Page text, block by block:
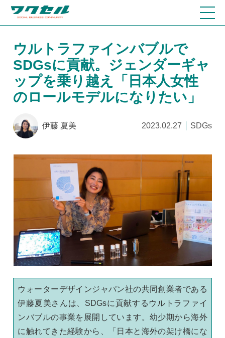
ウルトラファインバブルで
SDGsに貢献。ジェンダーギャ
ップを乗り越え「日本人女性
のロールモデルになりたい」
伊藤 夏美 2023.02.27 SDGs
ウォーターデザインジャパン社の共同創業者である
伊藤夏美さんは、SDGsに貢献するウルトラファイ
ンバブルの事業を展開しています。幼少期から海外
に触れてきた経験から、「日本と海外の架け橋にな